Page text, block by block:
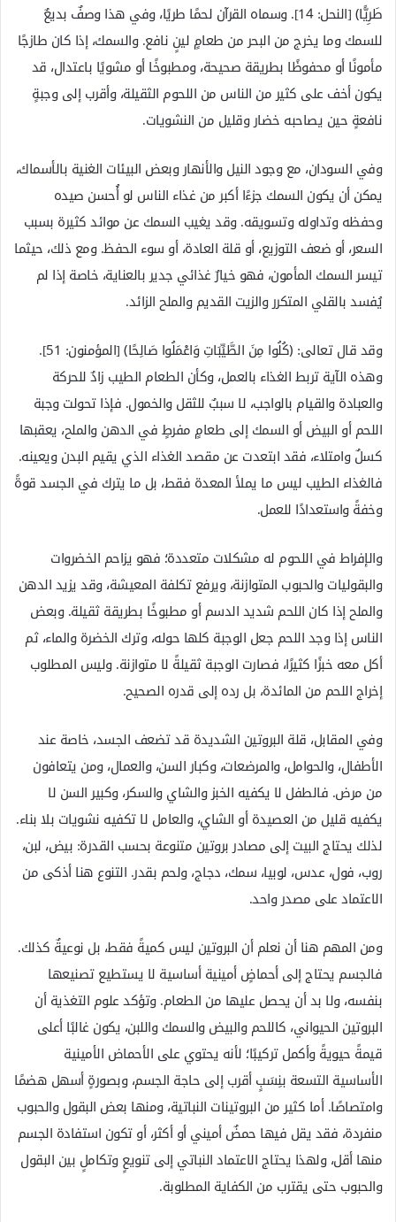
طَرِيًّا﴾ [النحل: 14]. وسماه القرآن لحمًا طريًا، وفي هذا وصفٌ بديعٌ
للسمك وما يخرج من البحر من طعامٍ لينٍ نافع. والسمك، إذا كان طازجًا
مأمونًا أو محفوظًا بطريقة صحيحة، ومطبوخًا أو مشويًا باعتدال، قد
يكون أخف على كثير من الناس من اللحوم الثقيلة، وأقرب إلى وجبةٍ
نافعةٍ حين يصاحبه خضار وقليل من النشويات.
وفي السودان، مع وجود النيل والأنهار وبعض البيئات الغنية بالأسماك،
يمكن أن يكون السمك جزءًا أكبر من غذاء الناس لو أُحسن صيده
وحفظه وتداوله وتسويقه. وقد يغيب السمك عن موائد كثيرة بسبب
السعر، أو ضعف التوزيع، أو قلة العادة، أو سوء الحفظ. ومع ذلك، حيثما
تيسر السمك المأمون، فهو خيارٌ غذائي جدير بالعناية، خاصة إذا لم
يُفسد بالقلي المتكرر والزيت القديم والملح الزائد.
وقد قال تعالى: ﴿كُلُوا مِنَ الطَّيِّبَاتِ وَاعْمَلُوا صَالِحًا﴾ [المؤمنون: 51].
وهذه الآية تربط الغذاء بالعمل، وكأن الطعام الطيب زادٌ للحركة
والعبادة والقيام بالواجب، لا سببٌ للثقل والخمول. فإذا تحولت وجبة
اللحم أو البيض أو السمك إلى طعامٍ مفرطٍ في الدهن والملح، يعقبها
كسلٌ وامتلاء، فقد ابتعدت عن مقصد الغذاء الذي يقيم البدن ويعينه.
فالغذاء الطيب ليس ما يملأ المعدة فقط، بل ما يترك في الجسد قوةً
وخفةً واستعدادًا للعمل.
والإفراط في اللحوم له مشكلات متعددة؛ فهو يزاحم الخضروات
والبقوليات والحبوب المتوازنة، ويرفع تكلفة المعيشة، وقد يزيد الدهن
والملح إذا كان اللحم شديد الدسم أو مطبوخًا بطريقة ثقيلة. وبعض
الناس إذا وجد اللحم جعل الوجبة كلها حوله، وترك الخضرة والماء، ثم
أكل معه خبزًا كثيرًا، فصارت الوجبة ثقيلةً لا متوازنة. وليس المطلوب
إخراج اللحم من المائدة، بل رده إلى قدره الصحيح.
وفي المقابل، قلة البروتين الشديدة قد تضعف الجسد، خاصة عند
الأطفال، والحوامل، والمرضعات، وكبار السن، والعمال، ومن يتعافون
من مرض. فالطفل لا يكفيه الخبز والشاي والسكر، وكبير السن لا
يكفيه قليل من العصيدة أو الشاي، والعامل لا تكفيه نشويات بلا بناء.
لذلك يحتاج البيت إلى مصادر بروتين متنوعة بحسب القدرة: بيض، لبن،
روب، فول، عدس، لوبيا، سمك، دجاج، ولحم بقدر. التنوع هنا أذكى من
الاعتماد على مصدر واحد.
ومن المهم هنا أن نعلم أن البروتين ليس كميةً فقط، بل نوعيةٌ كذلك.
فالجسم يحتاج إلى أحماضٍ أمينية أساسية لا يستطيع تصنيعها
بنفسه، ولا بد أن يحصل عليها من الطعام. وتؤكد علوم التغذية أن
البروتين الحيواني، كاللحم والبيض والسمك واللبن، يكون غالبًا أعلى
قيمةً حيويةً وأكمل تركيبًا؛ لأنه يحتوي على الأحماض الأمينية
الأساسية التسعة بنِسَبٍ أقرب إلى حاجة الجسم، وبصورةٍ أسهل هضمًا
وامتصاصًا. أما كثير من البروتينات النباتية، ومنها بعض البقول والحبوب
منفردة، فقد يقل فيها حمضٌ أميني أو أكثر، أو تكون استفادة الجسم
منها أقل، ولهذا يحتاج الاعتماد النباتي إلى تنويعٍ وتكاملٍ بين البقول
والحبوب حتى يقترب من الكفاية المطلوبة.